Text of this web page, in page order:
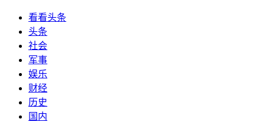
看看头条
头条
社会
军事
娱乐
财经
历史
国内